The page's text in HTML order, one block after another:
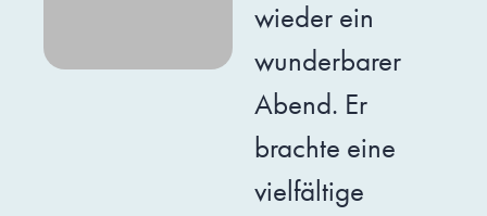
wieder ein
wunderbarer
Abend. Er
brachte eine
vielfältige